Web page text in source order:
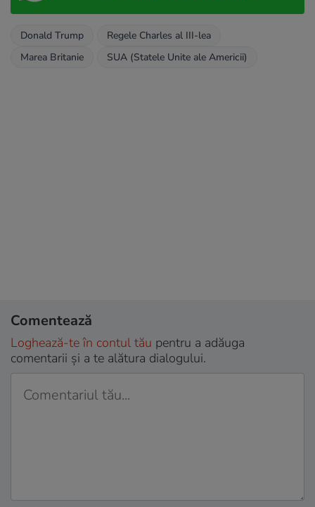
Donald Trump
Regele Charles al III-lea
Marea Britanie
SUA (Statele Unite ale Americii)
Comentează
Loghează-te în contul tău pentru a adăuga
comentarii și a te alătura dialogului.